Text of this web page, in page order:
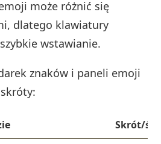
może różnić się
dlatego klawiatury
wstawianie.
znaków i paneli emoji
Skrót/